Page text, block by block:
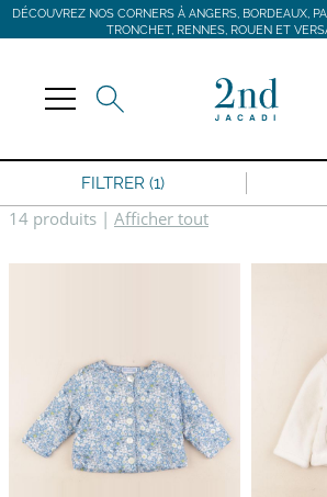
DÉCOUVREZ NOS CORNERS À ANGERS, BORDEAUX,
TRONCHET, RENNES, ROUEN ET
DÉCOUVREZ NOS CORNERS À ANGERS, BORDEAUX,
TRONCHET, RENNES, ROUEN ET
FILTRER (1)
14 produits | Afficher tout